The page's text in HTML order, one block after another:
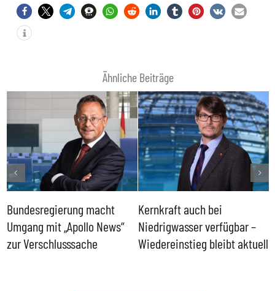
Ähnliche Beiträge
Bundesregierung macht
Umgang mit „Apollo News“
zur Verschlusssache
Kernkraft auch bei
Niedrigwasser verfügbar –
Wiedereinstieg bleibt aktuell